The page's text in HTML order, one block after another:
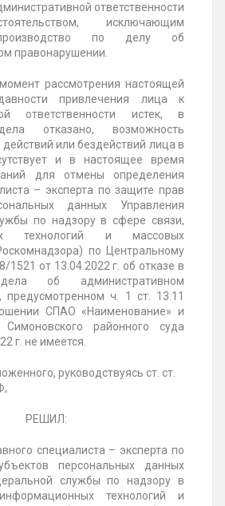
ответственности
исключающим
по делу об
правонарушении.
рассмотрения настоящей
привлечения лица к
ответственности истек, в
отказано, возможность
или бездействий лица в
и в настоящее время
для отмены определения
– эксперта по защите прав
данных Управления
по надзору в сфере связи,
технологий и массовых
по Центральному
от 13.04.2022 г. об отказе в
об административном
предусмотренном ч. 1 ст. 13.11
СПАО «Наименование» и
районного суда
г. не имеется.
руководствуясь ст. ст.
РЕШИЛ:
специалиста – эксперта по
персональных данных
службы по надзору в
технологий и